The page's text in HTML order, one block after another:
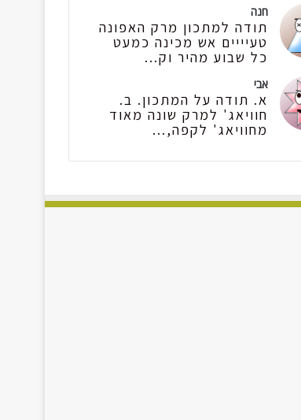
חנה
תודה למתכון מרק האפונה
טעיייים אש מכינה כמעט
כל שבוע מהיר וק...
אבי
א. תודה על המתכון. ב.
חוויאג' למרק שונה מאוד
מחוויאג' לקפה,...